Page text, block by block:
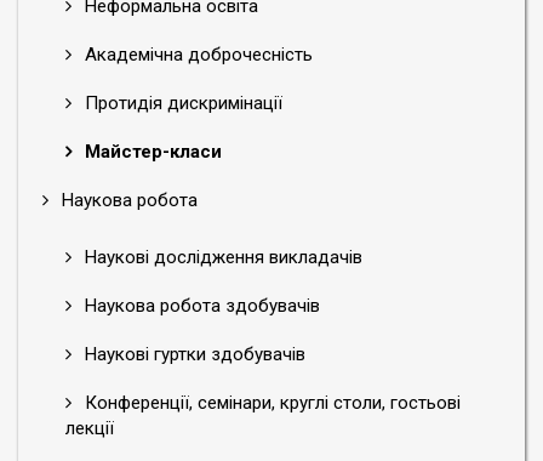
Неформальна освіта
Академічна доброчесність
Протидія дискримінації
Майстер-класи
Наукова робота
Наукові дослідження викладачів
Наукова робота здобувачів
Наукові гуртки здобувачів
Конференції, семінари, круглі столи, гостьові
лекції